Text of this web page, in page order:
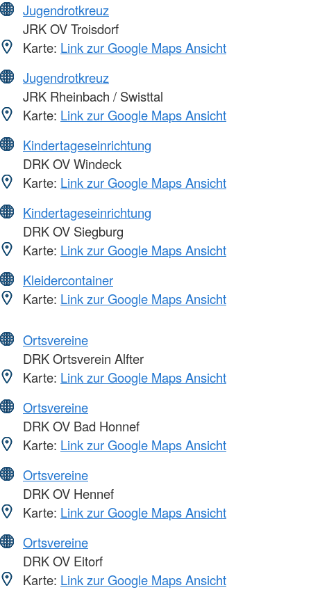
Jugendrotkreuz
JRK OV Troisdorf
Karte: Link zur Google Maps Ansicht
Jugendrotkreuz
JRK Rheinbach / Swisttal
Karte: Link zur Google Maps Ansicht
Kindertageseinrichtung
DRK OV Windeck
Karte: Link zur Google Maps Ansicht
Kindertageseinrichtung
DRK OV Siegburg
Karte: Link zur Google Maps Ansicht
Kleidercontainer
Karte: Link zur Google Maps Ansicht
Ortsvereine
DRK Ortsverein Alfter
Karte: Link zur Google Maps Ansicht
Ortsvereine
DRK OV Bad Honnef
Karte: Link zur Google Maps Ansicht
Ortsvereine
DRK OV Hennef
Karte: Link zur Google Maps Ansicht
Ortsvereine
DRK OV Eitorf
Karte: Link zur Google Maps Ansicht